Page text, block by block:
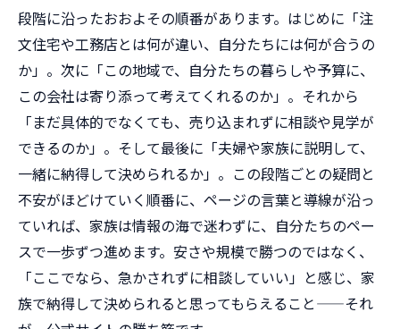
段階に沿ったおおよその順番があります。はじめに「注
文住宅や工務店とは何が違い、自分たちには何が合うの
か」。次に「この地域で、自分たちの暮らしや予算に、
この会社は寄り添って考えてくれるのか」。それから
「まだ具体的でなくても、売り込まれずに相談や見学が
できるのか」。そして最後に「夫婦や家族に説明して、
一緒に納得して決められるか」。この段階ごとの疑問と
不安がほどけていく順番に、ページの言葉と導線が沿っ
ていれば、家族は情報の海で迷わずに、自分たちのペー
スで一歩ずつ進めます。安さや規模で勝つのではなく、
「ここでなら、急かされずに相談していい」と感じ、家
族で納得して決められると思ってもらえること——それ